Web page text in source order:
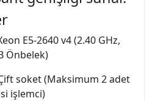
E5-2640 v4 (2.40 GHz,
Önbelek)
soket (Maksimum 2 adet
işlemci)